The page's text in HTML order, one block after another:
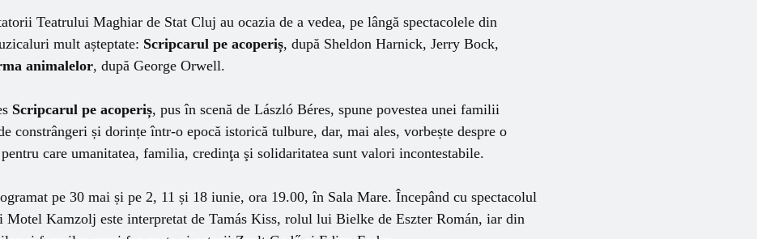
Teatrului Maghiar de Stat Cluj au ocazia de a vedea, pe lângă spectacolele din
mult așteptate: Scripcarul pe acoperiș, după Sheldon Harnick, Jerry Bock,
animalelor, după George Orwell.
Scripcarul pe acoperiș, pus în scenă de László Béres, spune povestea unei familii
constrângeri și dorințe într-o epocă istorică tulbure, dar, mai ales, vorbește despre o
care umanitatea, familia, credinţa şi solidaritatea sunt valori incontestabile.
pe 30 mai și pe 2, 11 și 18 iunie, ora 19.00, în Sala Mare. Începând cu spectacolul
Kamzolj este interpretat de Tamás Kiss, rolul lui Bielke de Eszter Román, iar din